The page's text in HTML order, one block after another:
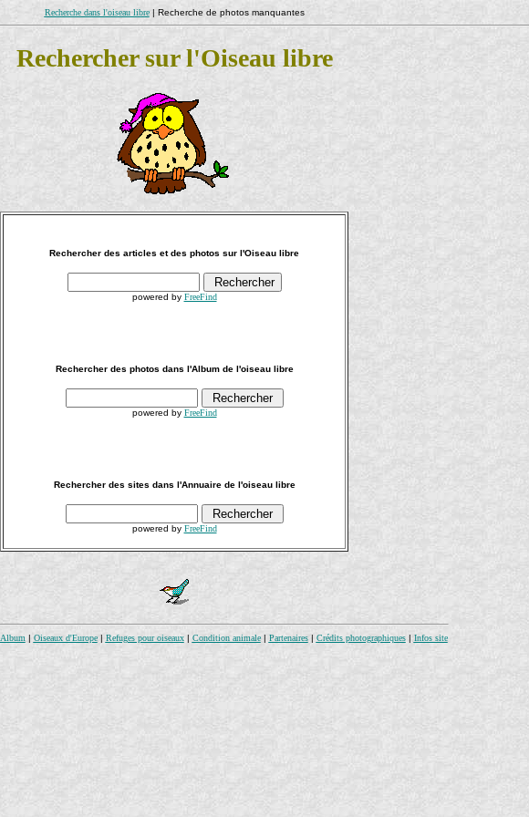
Recherche dans l'oiseau libre| Recherche de photos manquantes
Rechercher sur l'Oiseau libre
Rechercher des articles et des photos sur l'Oiseau libre
powered by FreeFind
Rechercher des photos dans l'Album de l'oiseau libre
powered by FreeFind
Rechercher des sites dans l'Annuaire de l'oiseau libre
powered by FreeFind
Album | Oiseaux d'Europe| Refuges pour oiseaux| Condition animale| Partenaires| Crédits photographiques| Infos site